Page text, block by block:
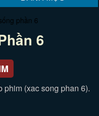
6
phim (xac song phan 6).